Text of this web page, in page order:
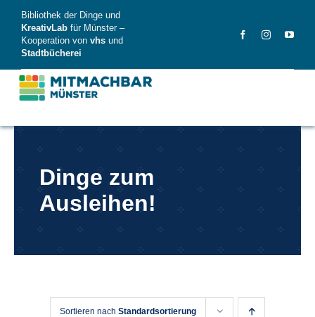
content
Bibliothek der Dinge und
KreativLab für Münster –
Kooperation von vhs und
Stadtbücherei
Dinge
FAQ
Dinge zum
Ausleihen!
Sortieren nach Standardsortierung